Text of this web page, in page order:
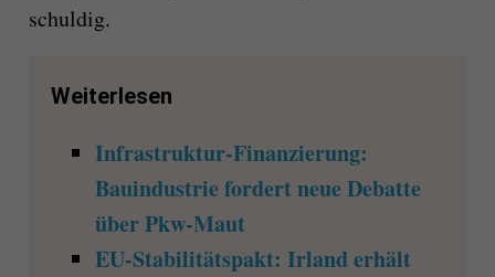
schuldig.
Weiterlesen
Infrastruktur-Finanzierung:
Bauindustrie fordert neue Debatte
über Pkw-Maut
EU-Stabilitätspakt: Irland erhält